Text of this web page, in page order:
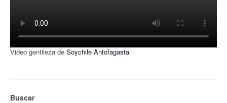
Video gentileza de Soychile Antofagasta
Buscar